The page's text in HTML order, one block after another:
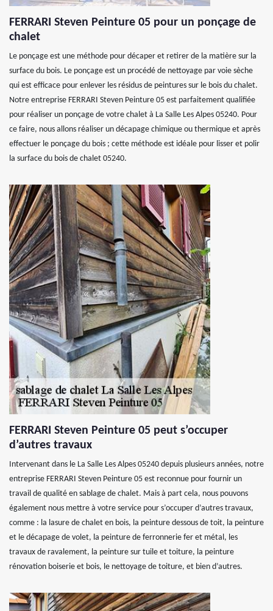
FERRARI Steven Peinture 05 pour un ponçage de
chalet
Le ponçage est une méthode pour décaper et retirer de la matière sur la
surface du bois. Le ponçage est un procédé de nettoyage par voie sèche
qui est efficace pour enlever les résidus de peintures sur le bois du chalet.
Notre entreprise FERRARI Steven Peinture 05 est parfaitement qualifiée
pour réaliser un ponçage de votre chalet à La Salle Les Alpes 05240. Pour
ce faire, nous allons réaliser un décapage chimique ou thermique et après
effectuer le ponçage du bois ; cette méthode est idéale pour lisser et polir
la surface du bois de chalet 05240.
FERRARI Steven Peinture 05 peut s’occuper
d’autres travaux
Intervenant dans le La Salle Les Alpes 05240 depuis plusieurs années, notre
entreprise FERRARI Steven Peinture 05 est reconnue pour fournir un
travail de qualité en sablage de chalet. Mais à part cela, nous pouvons
également nous mettre à votre service pour s’occuper d’autres travaux,
comme : la lasure de chalet en bois, la peinture dessous de toit, la peinture
et le décapage de volet, la peinture de ferronnerie fer et métal, les
travaux de ravalement, la peinture sur tuile et toiture, la peinture
rénovation boiserie et bois, le nettoyage de toiture, et bien d’autres.